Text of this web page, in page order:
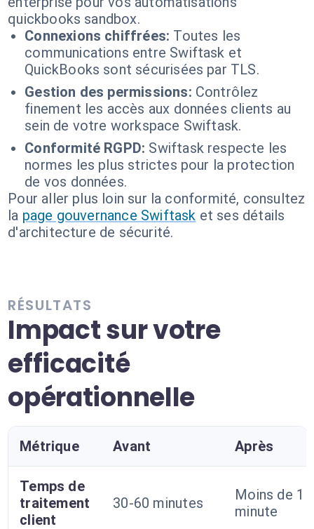
quickbooks sandbox.
Connexions chiffrées: Toutes les
communications entre Swiftask et
QuickBooks sont sécurisées par TLS.
Gestion des permissions: Contrôlez
finement les accès aux données clients au
sein de votre workspace Swiftask.
Conformité RGPD: Swiftask respecte les
normes les plus strictes pour la protection
de vos données.
Pour aller plus loin sur la conformité, consultez
la page gouvernance Swiftask et ses détails
d'architecture de sécurité.
RÉSULTATS
Impact sur votre
efficacité
opérationnelle
Métrique Avant Après
Temps de
traitement
client
30-60 minutes
Moins de 1
minute